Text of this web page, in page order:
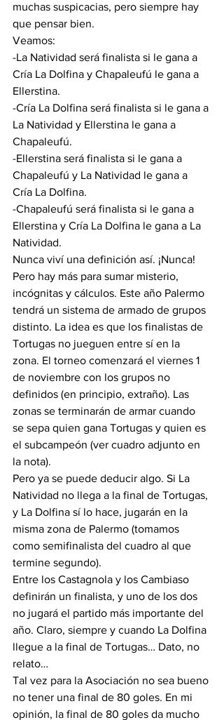
muchas suspicacias, pero siempre hay
que pensar bien.
Veamos:
-La Natividad será finalista si le gana a
Cría La Dolfina y Chapaleufú le gana a
Ellerstina.
-Cría La Dolfina será finalista si le gana a
La Natividad y Ellerstina le gana a
Chapaleufú.
-Ellerstina será finalista si le gana a
Chapaleufú y La Natividad le gana a
Cría La Dolfina.
-Chapaleufú será finalista si le gana a
Ellerstina y Cría La Dolfina le gana a La
Natividad.
Nunca viví una definición así. ¡Nunca!
Pero hay más para sumar misterio,
incógnitas y cálculos. Este año Palermo
tendrá un sistema de armado de grupos
distinto. La idea es que los finalistas de
Tortugas no jueguen entre sí en la
zona. El torneo comenzará el viernes 1
de noviembre con los grupos no
definidos (en principio, extraño). Las
zonas se terminarán de armar cuando
se sepa quien gana Tortugas y quien es
el subcampeón (ver cuadro adjunto en
la nota).
Pero ya se puede deducir algo. Si La
Natividad no llega a la final de Tortugas,
y La Dolfina sí lo hace, jugarán en la
misma zona de Palermo (tomamos
como semifinalista del cuadro al que
termine segundo).
Entre los Castagnola y los Cambiaso
definirán un finalista, y uno de los dos
no jugará el partido más importante del
año. Claro, siempre y cuando La Dolfina
llegue a la final de Tortugas… Dato, no
relato…
Tal vez para la Asociación no sea bueno
no tener una final de 80 goles. En mi
opinión, la final de 80 goles da mucho